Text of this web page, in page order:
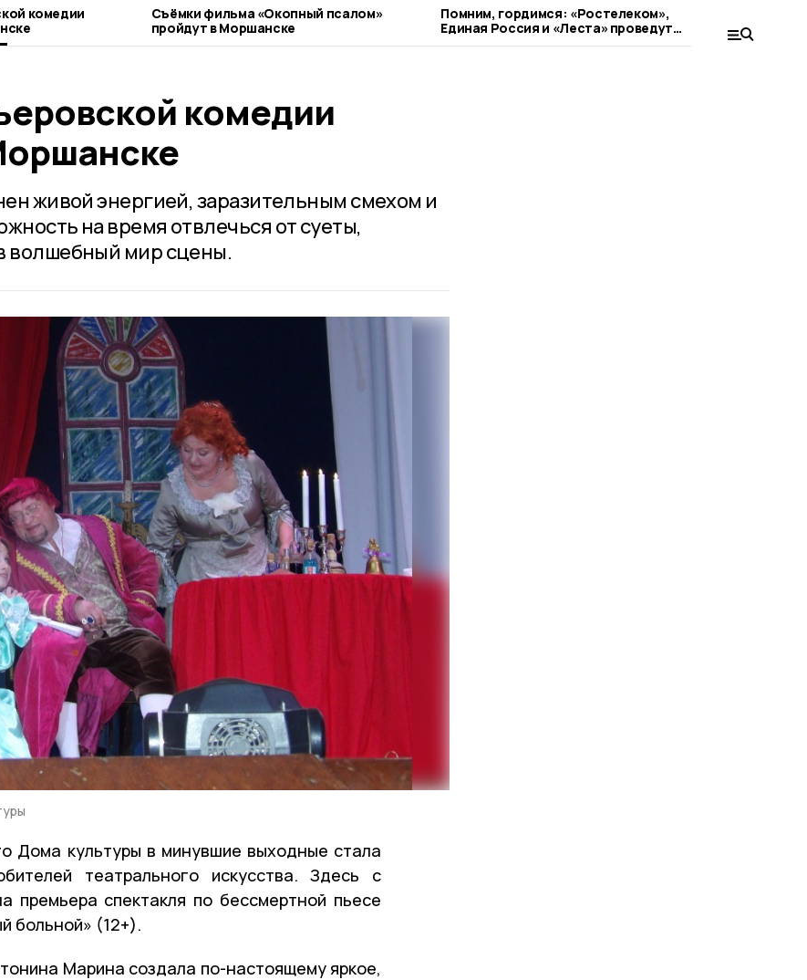
комедии
Съёмки фильма «Окопный псалом»
пройдут в Моршанске
Помним, гордимся: «Ростелеком»,
Единая Россия и «Леста» проведут
кибертурнир «Битва за Москву»
меч: Wink
съемок
комедии
живой энергией, заразительным смехом и
на время отвлечься от суеты,
волшебный мир сцены.
Дома культуры в минувшие выходные стала
театрального искусства. Здесь с
премьера спектакля по бессмертной пьесе
больной» (12+).
Марина создала по-настоящему яркое,